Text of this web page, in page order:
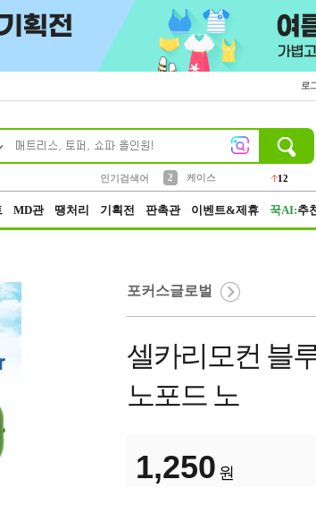
로
인기검색어
2
케이스
12
MD관 땡처리 기획전 판촉관 이벤트&제휴 꾹AI:추
포커스글로벌
셀카리모컨 블
노포드 노
1,250 원